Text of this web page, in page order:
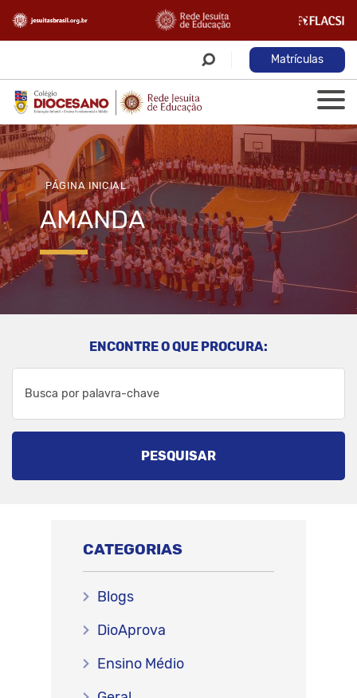
Matrículas
PÁGINA INICIAL
AMANDA
ENCONTRE O QUE PROCURA:
PESQUISAR
CATEGORIAS
Blogs
DioAprova
Ensino Médio